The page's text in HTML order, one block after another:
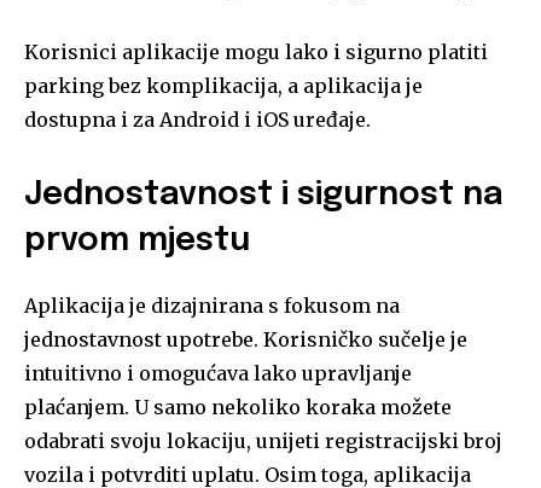
Korisnici aplikacije mogu lako i sigurno platiti
parking bez komplikacija, a aplikacija je
dostupna i za Android i iOS uređaje.
Jednostavnost i sigurnost na
prvom mjestu
Aplikacija je dizajnirana s fokusom na
jednostavnost upotrebe. Korisničko sučelje je
intuitivno i omogućava lako upravljanje
plaćanjem. U samo nekoliko koraka možete
odabrati svoju lokaciju, unijeti registracijski broj
vozila i potvrditi uplatu. Osim toga, aplikacija